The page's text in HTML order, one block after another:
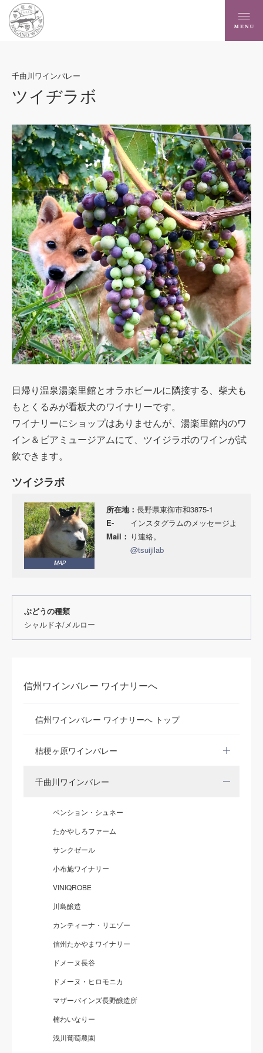
信州ワインバレー ワイナリーへ
信州ワインバレー ワイナリーへ トップ
桔梗ヶ原ワインバレー
千曲川ワインバレー
ペンション・シュネー
たかやしろファーム
サンクゼール
小布施ワイナリー
VINIQROBE
川島醸造
カンティーナ・リエゾー
信州たかやまワイナリー
ドメーヌ長谷
ドメーヌ・ヒロモニカ
マザーバインズ長野醸造所
楠わいなりー
浅川葡萄農園
千曲川ワインバレー
ツイヂラボ
日帰り温泉湯楽里館とオラホビールに隣接する、柴犬も
もとくるみが看板犬のワイナリーです。
ワイナリーにショップはありませんが、湯楽里館内のワ
イン＆ビアミュージアムにて、ツイジラボのワインが試
飲できます。
ツイジラボ
MAP
所在地： 長野県東御市和3875-1
E-
Mail：
インスタグラムのメッセージよ
り連絡。
@tsuijilab
ぶどうの種類
シャルドネ/メルロー